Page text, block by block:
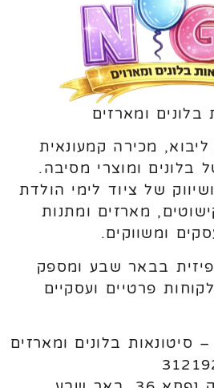
בלונים ומארזים
מכירה קמעונאית
בלונים ומוצרי מסיבה.
של ציוד לימי הולדת
מארזים ומתנות
ומשווקים.
בבאר שבע ומספק
פרטיים ועסקיים
סיטונאות בלונים ומארזים